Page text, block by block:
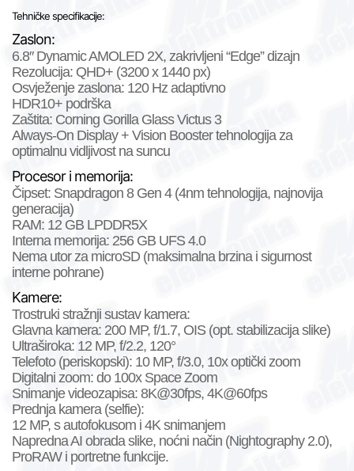
Tehničke specifikacije:
Zaslon:
6.8″ Dynamic AMOLED 2X, zakrivljeni “Edge” dizajn
Rezolucija: QHD+ (3200 x 1440 px)
Osvježenje zaslona: 120 Hz adaptivno
HDR10+ podrška
Zaštita: Corning Gorilla Glass Victus 3
Always-On Display + Vision Booster tehnologija za
optimalnu vidljivost na suncu
Procesor i memorija:
Čipset: Snapdragon 8 Gen 4(4nm tehnologija, najnovija
generacija)
RAM: 12 GB LPDDR5X
Interna memorija: 256GB UFS 4.0
Nema utor za microSD (maksimalna brzina i sigurnost
interne pohrane)
Kamere:
Trostruki stražnji sustav kamera:
Glavna kamera: 200 MP, f/1.7, OIS(opt. stabilizacija slike)
Ultraširoka: 12 MP, f/2.2, 120°
Telefoto (periskopski): 10 MP, f/3.0, 10x optički zoom
Digitalni zoom: do 100x Space Zoom
Snimanje videozapisa: 8K@30fps, 4K@60fps
Prednja kamera (selfie):
12 MP, s autofokusom i 4K snimanjem
Napredna AI obrada slike, noćni način (Nightography 2.0),
ProRAW i portretne funkcije.